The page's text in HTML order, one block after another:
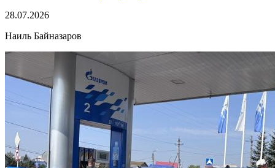
28.07.2026
Наиль Байназаров